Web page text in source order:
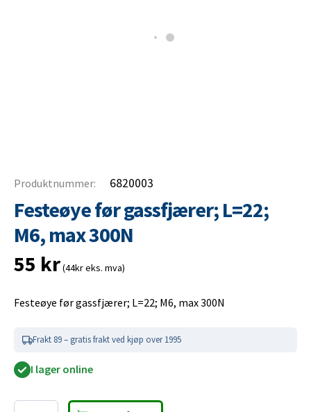
Produktnummer: 6820003
Festeøye før gassfjærer; L=22;
M6, max 300N
55 kr(44kr eks. mva)
Festeøye før gassfjærer; L=22; M6, max 300N
Frakt 89 – gratis frakt ved kjøp over 1995
I lager online